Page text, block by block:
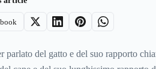
parlato del gatto e del suo rapporto